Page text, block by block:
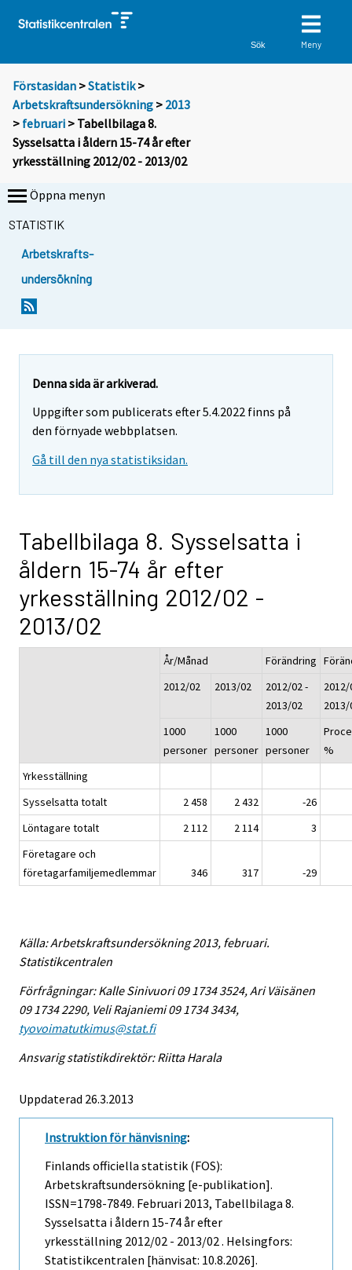
Sök Meny
Förstasidan >Statistik >
Arbetskraftsundersökning > 2013
> februari > Tabellbilaga 8.
Sysselsatta i åldern 15-74 år efter
yrkesställning 2012/02 - 2013/02
Öppna menyn
STATISTIK
Arbetskrafts-
undersökning
Denna sida är arkiverad.
Uppgifter som publicerats efter 5.4.2022 finns på
den förnyade webbplatsen.
Gå till den nya statistiksidan.
Tabellbilaga 8. Sysselsatta i
åldern 15-74 år efter
yrkesställning 2012/02 -
2013/02
År/Månad Förändring
2012/02
2013/02
2012/02 -
2013/02
2012/
2013/
1000
personer
1000
personer
1000
personer
%
Yrkesställning
Sysselsatta totalt
2 458 2 432
-26
Löntagare totalt
2 112 2 114
3
Företagare och
företagarfamiljemedlemmar
346 317 -29
Källa: Arbetskraftsundersökning 2013, februari.
Statistikcentralen
Förfrågningar: Kalle Sinivuori 09 1734 3524, Ari Väisänen
09 1734 2290, Veli Rajaniemi 09 1734 3434,
tyovoimatutkimus@stat.fi
Ansvarig statistikdirektör: Riitta Harala
Uppdaterad 26.3.2013
Instruktion för hänvisning:
Finlands officiella statistik (FOS):
Arbetskraftsundersökning [e-publikation].
ISSN=1798-7849. Februari 2013, Tabellbilaga 8.
Sysselsatta i åldern 15-74 år efter
yrkesställning 2012/02 - 2013/02 . Helsingfors:
Statistikcentralen [hänvisat: 10.8.2026].